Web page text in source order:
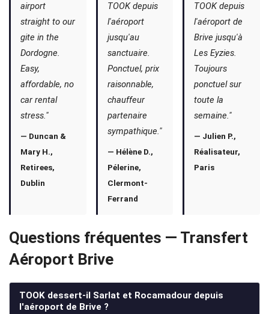
airport
straight to our
gite in the
Dordogne.
Easy,
affordable, no
car rental
stress."
— Duncan &
Mary H.,
Retirees,
Dublin
TOOK depuis
l'aéroport
jusqu'au
sanctuaire.
Ponctuel, prix
raisonnable,
chauffeur
partenaire
sympathique."
— Hélène D.,
Pélerine,
Clermont-
Ferrand
TOOK depuis
l'aéroport de
Brive jusqu'à
Les Eyzies.
Toujours
ponctuel sur
toute la
semaine."
— Julien P.,
Réalisateur,
Paris
Questions fréquentes — Transfert
Aéroport Brive
TOOK dessert-il Sarlat et Rocamadour depuis
l'aéroport de Brive ?